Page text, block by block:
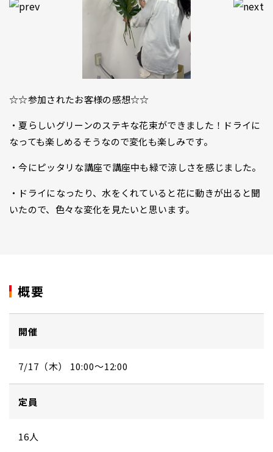
☆☆参加されたお客様の感想☆☆
・夏らしいグリーンのステキな花束ができました！ドライに
なっても楽しめるそうなので変化も楽しみです。
・今にピッタリな講座で講座中も緑で涼しさを感じました。
・ドライになったり、水をくれていると花に動きが出ると聞
いたので、色々な変化を見たいと思います。
概要
開催
7/17（木） 10:00～12:00
定員
16人